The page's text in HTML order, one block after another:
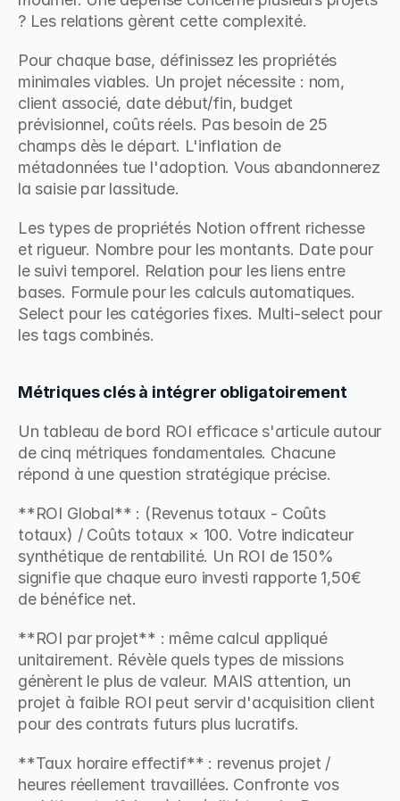
? Les relations gèrent cette complexité.
Pour chaque base, définissez les propriétés
minimales viables. Un projet nécessite : nom,
client associé, date début/fin, budget
prévisionnel, coûts réels. Pas besoin de 25
champs dès le départ. L'inflation de
métadonnées tue l'adoption. Vous abandonnerez
la saisie par lassitude.
Les types de propriétés Notion offrent richesse
et rigueur. Nombre pour les montants. Date pour
le suivi temporel. Relation pour les liens entre
bases. Formule pour les calculs automatiques.
Select pour les catégories fixes. Multi-select pour
les tags combinés.
Métriques clés à intégrer obligatoirement
Un tableau de bord ROI efficace s'articule autour
de cinq métriques fondamentales. Chacune
répond à une question stratégique précise.
**ROI Global** : (Revenus totaux - Coûts
totaux) / Coûts totaux × 100. Votre indicateur
synthétique de rentabilité. Un ROI de 150%
signifie que chaque euro investi rapporte 1,50€
de bénéfice net.
**ROI par projet** : même calcul appliqué
unitairement. Révèle quels types de missions
génèrent le plus de valeur. MAIS attention, un
projet à faible ROI peut servir d'acquisition client
pour des contrats futurs plus lucratifs.
**Taux horaire effectif** : revenus projet /
heures réellement travaillées. Confronte vos